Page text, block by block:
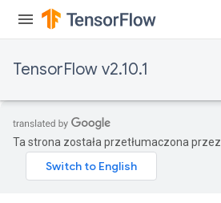
TensorFlow v2.10.1
Ta strona została przetłumaczona przez